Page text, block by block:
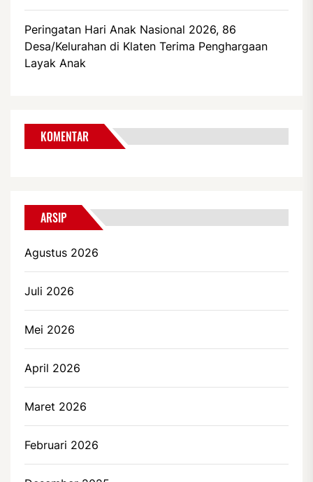
Peringatan Hari Anak Nasional 2026, 86
Desa/Kelurahan di Klaten Terima Penghargaan
Layak Anak
KOMENTAR
ARSIP
Agustus 2026
Juli 2026
Mei 2026
April 2026
Maret 2026
Februari 2026